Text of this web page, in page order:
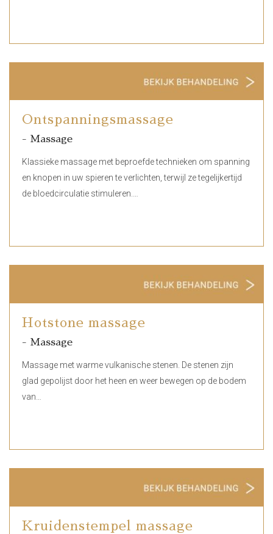
Ontspanningsmassage
- Massage
Klassieke massage met beproefde technieken om spanning
en knopen in uw spieren te verlichten, terwijl ze tegelijkertijd
de bloedcirculatie stimuleren.…
Hotstone massage
- Massage
Massage met warme vulkanische stenen. De stenen zijn
glad gepolijst door het heen en weer bewegen op de bodem
van…
Kruidenstempel massage